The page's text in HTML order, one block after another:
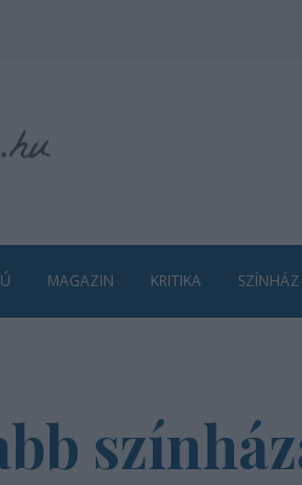
MAGAZIN KRITIKA